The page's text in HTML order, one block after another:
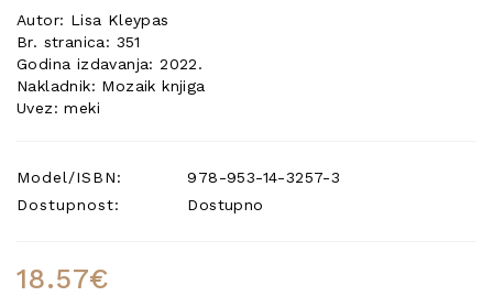
Autor: Lisa Kleypas
Br. stranica: 351
Godina izdavanja: 2022.
Nakladnik: Mozaik knjiga
Uvez: meki
Model/ISBN:
978-953-14-3257-3
Dostupnost:
Dostupno
18.57€